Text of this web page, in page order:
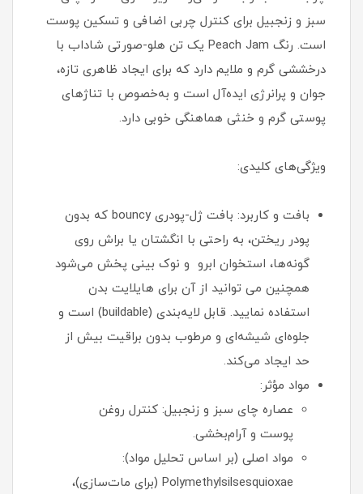
سبز و زنجبیل برای کنترل چربی اضافی و تسکین پوست
است. رنگ Peach Jam یک تن هلو-صورتی شاداب با
درخششی گرم و ملایم دارد که برای ایجاد ظاهری تازه،
جوان و پرانرژی ایده‌آل است و به‌خصوص با تناژهای
پوستی گرم و خنثی هماهنگی خوبی دارد.
ویژگی‌های کلیدی:
بافت و کاربرد: بافت ژل-پودری bouncy که بدون
پودر ریختن، به راحتی با انگشتان یا براش روی
گونه‌ها، استخوان ابرو و نوک بینی پخش می‌شود
همچنین می توانید از آن برای هایلایت بدن
استفاده نمایید. قابل لایه‌بندی (buildable) است و
جلوه‌ای شیشه‌ای و مرطوب بدون براقیت بیش از
حد ایجاد می‌کند.
مواد مؤثر:
عصاره چای سبز و زنجبیل: کنترل روغن
پوست و آرام‌بخشی.
مواد اصلی (بر اساس تحلیل مواد):
Polymethylsilsesquioxae (برای مات‌سازی)،